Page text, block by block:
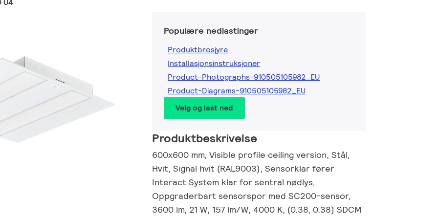
U4
Populære nedlastinger
Produktbrosjyre
Installasjonsinstruksjoner
Product-Photographs-910505105982_EU
Product-Diagrams-910505105982_EU
Velg og last ned
Produktbeskrivelse
600x600 mm, Visible profile ceiling version, Stål,
Hvit, Signal hvit (RAL9003), Sensorklar fører
Interact System klar for sentral nødlys,
Oppgraderbart sensorspor med SC200-sensor,
3600 lm, 21 W, 157 lm/W, 4000 K, (0.38, 0.38) SDCM